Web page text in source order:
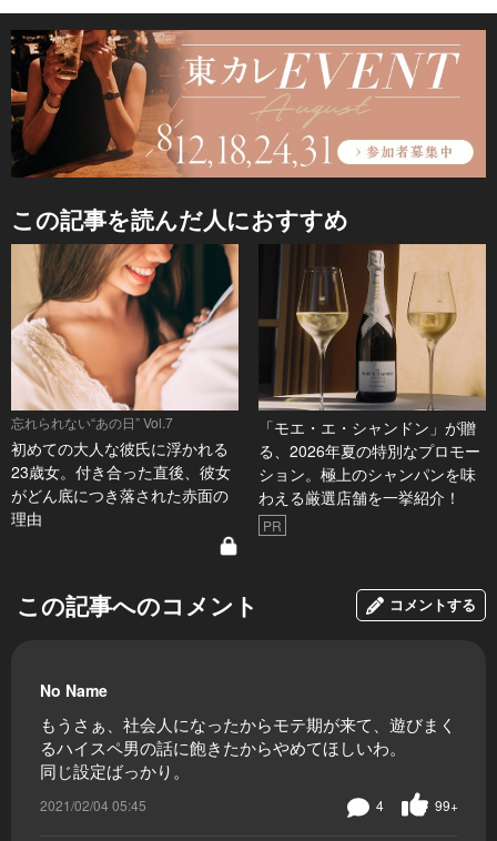
この記事を読んだ人におすすめ
忘れられない“あの日” Vol.7
初めての大人な彼氏に浮かれる
23歳女。付き合った直後、彼女
がどん底につき落された赤面の
理由
「モエ・エ・シャンドン」が贈
る、2026年夏の特別なプロモー
ション。極上のシャンパンを味
わえる厳選店舗を一挙紹介！
PR
この記事へのコメント コメントする
No Name
もうさぁ、社会人になったからモテ期が来て、遊びまく
るハイスペ男の話に飽きたからやめてほしいわ。
同じ設定ばっかり。
2021/02/04 05:45 99+
4